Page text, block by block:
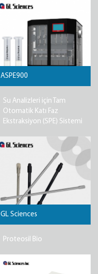
ASPE900
Su Analizleri için Tam
Otomatik Katı Faz
Ekstraksiyon (SPE) Sistemi
GL Sciences
Proteosil Bio